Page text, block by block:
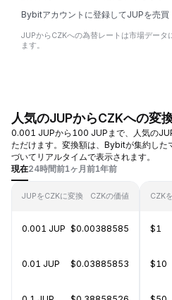
Bybitアカウントに登録してJUPを売買
JUPからCZKへの為替レートは市場データ
ます。
人気のJUPからCZKへの変
0.001 JUPから100 JUPまで、人気の
ただけます。変換額は、Bybitが集約した
づいてリアルタイムで表示されます。
現在24時間前1ヶ月前1年前
JUPをCZKに変換 CZKの価値
0.001 JUP $0.00388585
0.01 JUP $0.03885853
CZK
$1
$10